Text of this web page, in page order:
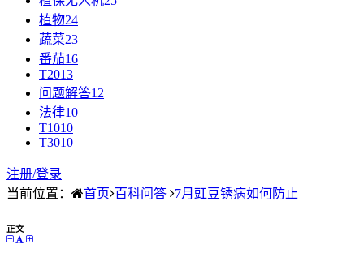
植物24
蔬菜23
番茄16
T2013
问题解答12
法律10
T1010
T3010
注册/登录
当前位置：
首页 百科问答 7月豇豆锈病如何防止
正文